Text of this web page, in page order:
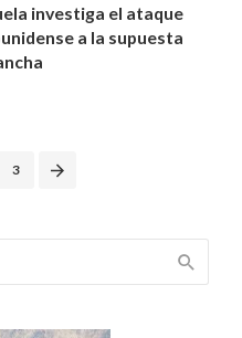
investiga el ataque
a la supuesta
3